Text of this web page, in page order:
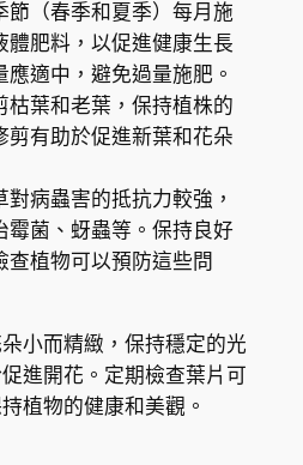
節（春季和夏季）每月施
體肥料，以促進健康生長
適中，避免過量施肥。
枯葉和老葉，保持植株的
剪有助於促進新葉和花朵
對病蟲害的抵抗力較強，
霉菌、蚜蟲等。保持良好
查植物可以預防這些問
小而精緻，保持穩定的光
進開花。定期檢查葉片可
植物的健康和美觀。